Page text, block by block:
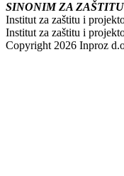
SINONIM ZA
Institut za zaštitu i
Institut za zaštitu i
Copyright 2026 Inproz